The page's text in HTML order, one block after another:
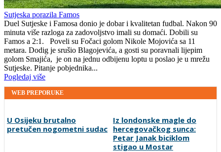
Sutjeska porazila Famos
Duel Sutjeske i Famosa donio je dobar i kvalitetan fudbal. Nakon 90
minuta više razloga za zadovoljstvo imali su domaći. Dobili su
Famos a 2:1. Poveli su Fočaci golom Nikole Mojovića sa 11
metara. Dodig je srušio Blagojevića, a gosti su poravnali lijepim
golom Smajića, je on na jednu odbijenu loptu u poslao je u mrežu
Sutjeske. Pitanje pobjednika...
Pogledaj više
WEB PREPORUKE
U Osijeku brutalno
pretučen nogometni sudac
Iz londonske magle do
hercegovačkog sunca:
Petar Janak biciklom
stigao u Mostar